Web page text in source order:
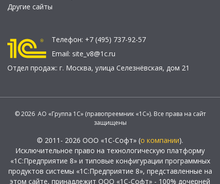
Другие сайты
Телефон: +7 (495) 737-92-57
Email: site_v8@1c.ru
Отдел продаж: г. Москва, улица Селезнёвская, дом 21
© 2026 АО «Группа 1С» (правопреемник «1С»). Все права на сайт
защищены
© 2011- 2026 ООО «1С-Софт» (о компании).
Исключительное право на технологическую платформу
«1С:Предприятие 8» и типовые конфигурации программных
продуктов системы «1С:Предприятие 8», представленные на
этом сайте, принадлежит ООО «1С-Софт» - 100% дочерней